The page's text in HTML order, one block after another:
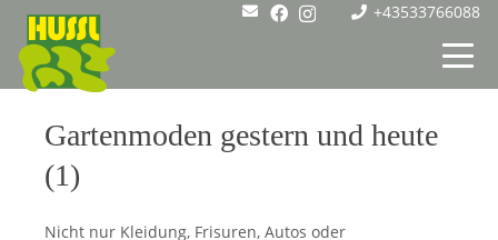
+43533766088
Gartenmoden gestern und heute
(1)
Nicht nur Kleidung, Frisuren, Autos oder